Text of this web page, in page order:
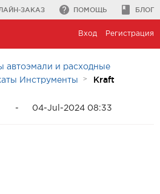
ЗАКАЗ ПОМОЩЬ БЛОГ
Вход Регистрация
автоэмали и расходные
Инструменты Kraft
- 04-Jul-2024 08:33